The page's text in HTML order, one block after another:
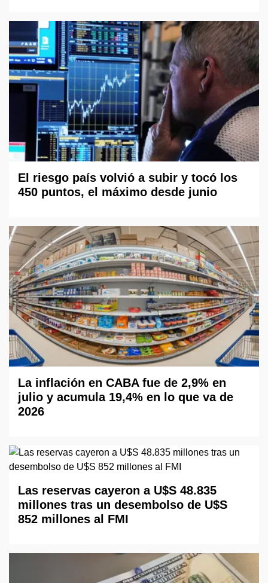
El riesgo país volvió a subir y tocó los
450 puntos, el máximo desde junio
La inflación en CABA fue de 2,9% en
julio y acumula 19,4% en lo que va de
2026
Las reservas cayeron a U$S 48.835
millones tras un desembolso de U$S
852 millones al FMI